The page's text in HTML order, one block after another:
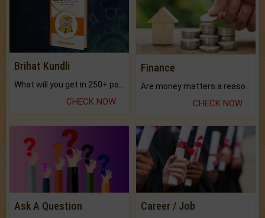
Brihat Kundli
CHECK NOW
Finance
CHECK NOW
Ask A Question Career / Job